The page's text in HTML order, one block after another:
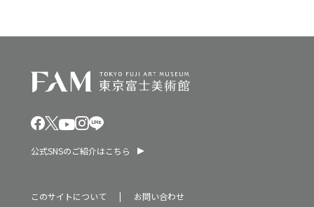
公式SNSのご紹介はこちら
このサイトについて お問い合わせ